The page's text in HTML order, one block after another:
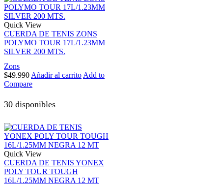
Quick View
CUERDA DE TENIS ZONS
POLYMO TOUR 17L/1.23MM
SILVER 200 MTS.
Zons
$49.990 Añadir al carrito Add to
Compare
30 disponibles
Quick View
CUERDA DE TENIS YONEX
POLY TOUR TOUGH
16L/1.25MM NEGRA 12 MT